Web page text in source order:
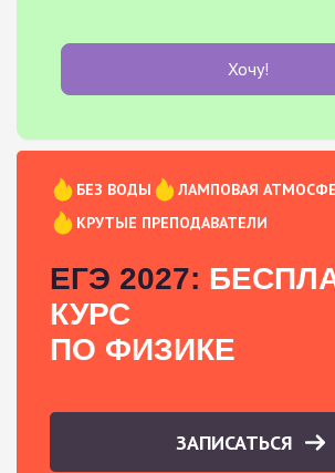
Хочу!
БЕЗ ВОДЫ
ЛАМПОВАЯ
КРУТЫЕ ПРЕПОДАВАТЕЛИ
ЕГЭ 2027:
КУРС
ПО ФИЗИКЕ
ЗАПИСАТЬСЯ